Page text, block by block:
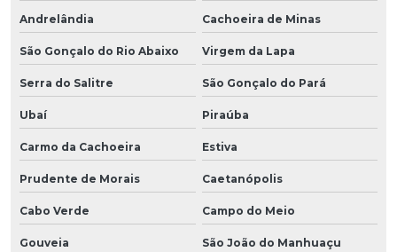
Andrelândia Cachoeira de Minas
São Gonçalo do Rio Abaixo Virgem da Lapa
Serra do Salitre São Gonçalo do Pará
Ubaí Piraúba
Carmo da Cachoeira Estiva
Prudente de Morais Caetanópolis
Cabo Verde Campo do Meio
Gouveia São João do Manhuaçu